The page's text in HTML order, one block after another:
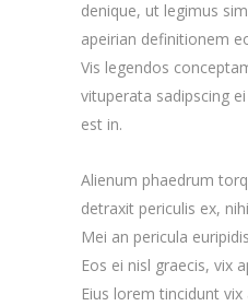
denique, ut legimus
apeirian definitionem
Vis legendos
vituperata sadipscing
est in.
Alienum phaedrum
detraxit periculis ex,
Mei an pericula
Eos ei nisl graecis, vix
Eius lorem tincidunt